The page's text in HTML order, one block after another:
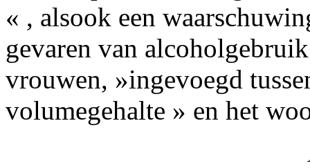
« , alsook een
gevaren van
vrouwen, »ingevoegd
volumegehalte » en het